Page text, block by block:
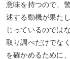
意味を持つので、
述する動機が果た
じっているのでは
取り調べだけでな
を確かめるために